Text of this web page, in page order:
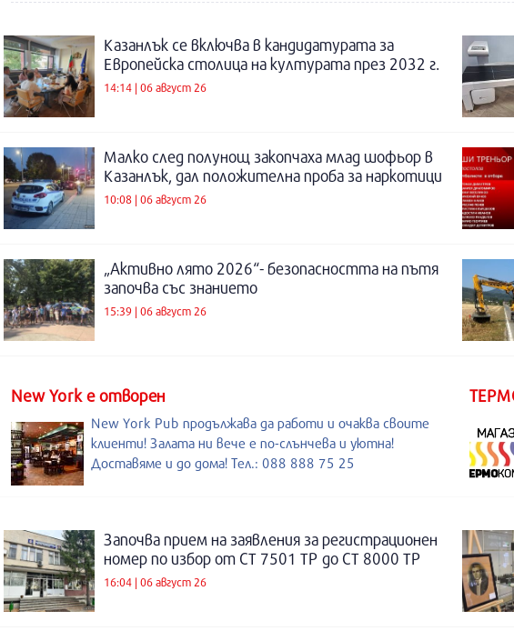
Казанлък се включва в кандидатурата за
Европейска столица на културата през 2032 г.
14:14 | 06 август 26
Малко след полунощ закопчаха млад шофьор в
Казанлък, дал положителна проба за наркотици
10:08 | 06 август 26
„Активно лято 2026“- безопасността на пътя
започва със знанието
15:39 | 06 август 26
New York е отворен
New York Pub продължава да работи и очаква своите
клиенти! Залата ни вече е по-слънчева и уютна!
Доставяме и до дома! Тел.: 088 888 75 25
Започва прием на заявления за регистрационен
номер по избор от СТ 7501 ТР до СТ 8000 ТР
16:04 | 06 август 26